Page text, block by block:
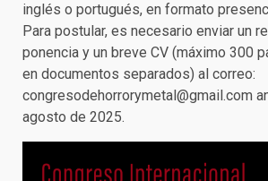
inglés o portugués, en formato
Para postular, es necesario enviar un
ponencia y un breve CV (máximo 300
en documentos separados) al correo:
congresodehorrorymetal@gmail.com
agosto de 2025.